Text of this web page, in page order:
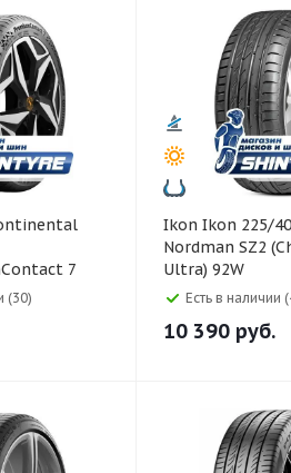
7
(30)
Ikon Ikon 225/40 R18
Nordman SZ2
Ultra) 92W
Есть в наличии
10 390 руб.